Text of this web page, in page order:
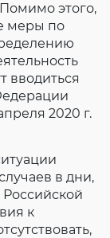
этого,
меры по
вводиться
2020 г.
в дни,
к